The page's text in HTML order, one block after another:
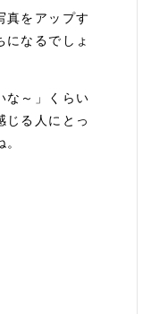
真をアップす
になるでしょ
な～」くらい
じる人にとっ